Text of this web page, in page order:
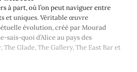
à part, où l’on peut naviguer entre
et uniques. Véritable œuvre
évolution, créé par Mourad
sais-quoi d’Alice au pays des
Glade, The Gallery, The East Bar et